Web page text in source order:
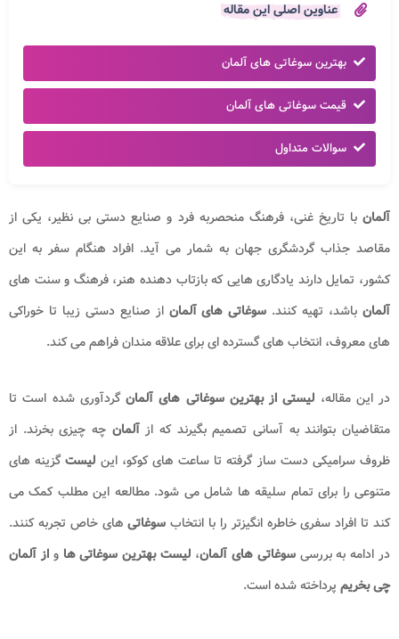
عناوین اصلی این مقاله
بهترین سوغاتی های آلمان
قیمت سوغاتی های آلمان
سوالات متداول
آلمان با تاریخ غنی، فرهنگ منحصربه فرد و صنایع دستی بی نظیر، یکی از
مقاصد جذاب گردشگری جهان به شمار می آید. افراد هنگام سفر به این
کشور، تمایل دارند یادگاری هایی که بازتاب دهنده هنر، فرهنگ و سنت های
آلمانباشد، تهیه کنند. سوغاتی های آلمان از صنایع دستی زیبا تا خوراکی
های معروف، انتخاب های گسترده ای برای علاقه مندان فراهم می کند.
در این مقاله، لیستی از بهترین سوغاتی های آلمان گردآوری شده است تا
متقاضیان بتوانند به آسانی تصمیم بگیرند که ازآلمان چه چیزی بخرند. از
ظروف سرامیکی دست ساز گرفته تا ساعت های کوکو، این لیستگزینه های
متنوعی را برای تمام سلیقه ها شامل می شود. مطالعه این مطلب کمک می
کند تا افراد سفری خاطره انگیزتر را با انتخاب سوغاتیهای خاص تجربه کنند.
در ادامه به بررسیسوغاتی های آلمان، لیست بهترین سوغاتی ها واز آلمان
چی بخریم پرداخته شده است.